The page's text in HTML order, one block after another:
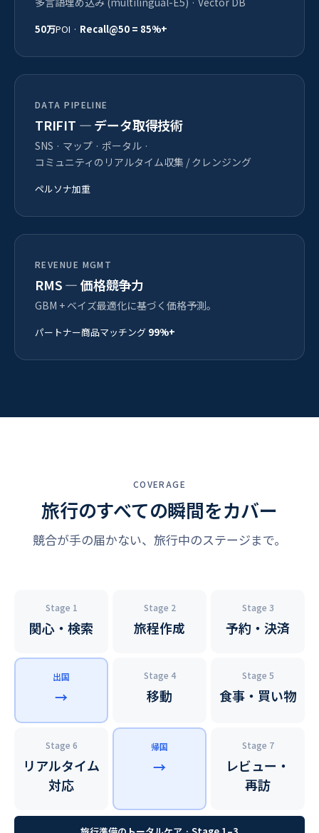
50万POI · Recall@50 = 85%+
DATA PIPELINE
TRIFIT — データ取得技術
SNS · マップ · ポータル ·
コミュニティのリアルタイム収集 / クレンジング
ペルソナ加重
REVENUE MGMT
RMS — 価格競争力
GBM + ベイズ最適化に基づく価格予測。
パートナー商品マッチング 99%+
COVERAGE
旅行のすべての瞬間をカバー
競合が手の届かない、旅行中のステージまで。
Stage 1
関心・検索
Stage 2
旅程作成
Stage 3
予約・決済
出国
→
Stage 4
移動
Stage 5
食事・買い物
Stage 6
リアルタイム
対応
帰国
→
Stage 7
レビュー・
再訪